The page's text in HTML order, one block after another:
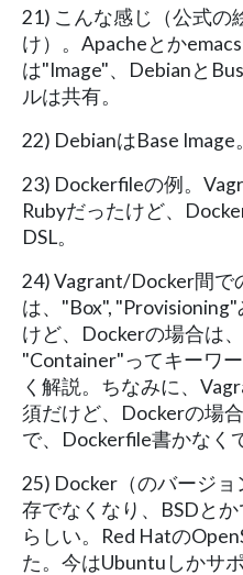
21) こんな感じ（公式の
け）。Apacheとか
は"Image"、Debianと
ルは共有。
22) DebianはBase Image。
23) Dockerfileの例。
Rubyだったけど、
DSL。
24) Vagrant/Docker間で
は、"Box",
けど、Dockerの場合は
"Container"ってキーワ
く解説。ちなみに、
須だけど、Dockerの場
で、Dockerfile書かなく
25) Docker（のバージ
存でなくなり、BSDと
らしい。Red Hatの
た。今はUbuntuしかサ